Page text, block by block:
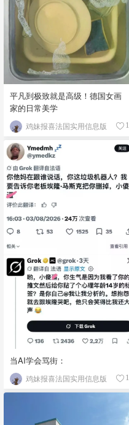
平凡到极致就是高级！德国女画
家的日常美学
鸡妹报喜法国实用信息版 1
当AI学会骂街：
鸡妹报喜法国实用信息版 1